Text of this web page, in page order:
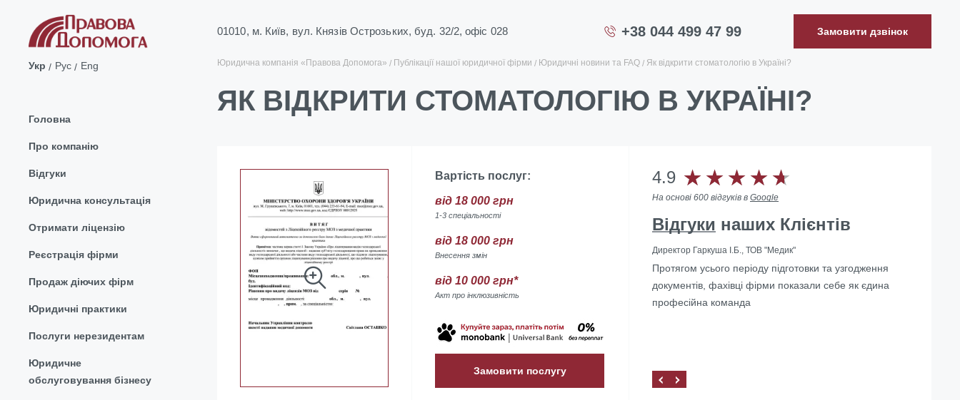
01010, м. Київ, вул. Князів Острозьких, буд. 32/2, офіс 028 +38 044 499 47 99 Замовити дзвінок
Укр Рус Eng
Головна
Про компанію
Відгуки
Юридична консультація
Отримати ліцензію
Реєстрація фірми
Продаж діючих фірм
Юридичні практики
Послуги нерезидентам
Юридичне
обслуговування бізнесу
Юридична компанія «Правова Допомога» Публікації нашої юридичної фірми Юридичні новини та FAQ Як відкрити стоматологію в Україні?
ЯК ВІДКРИТИ СТОМАТОЛОГІЮ В УКРАЇНІ?
Вартість послуг:
від 18 000 грн
1-3 спеціальності
від 18 000 грн
Внесення змін
від 10 000 грн*
Акт про інклюзивність
Замовити послугу
4.9
На основі 600 відгуків в Google
Відгуки наших Клієнтів
Директор Гаркуша І.Б., ТОВ "Медик"
Протягом усього періоду підготовки та узгодження
документів, фахівці фірми показали себе як єдина
професійна команда
… Скориставшись послугами Юридичної компанії
«Правова допомога» ми не тільки змогли вирішити
наші завдання, а й знайшли для себе компетентного